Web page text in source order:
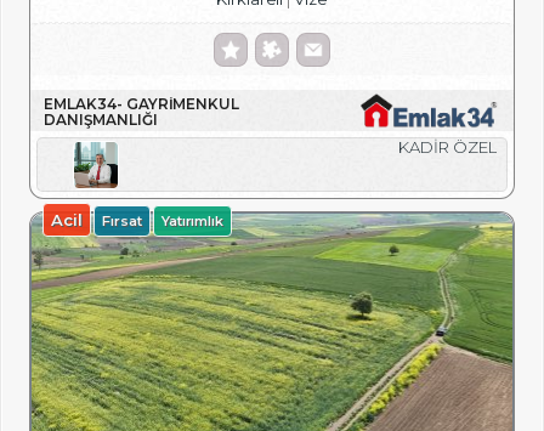
EMLAK34- GAYRIMENKUL
DANIŞMANLIĞI
KADİR ÖZEL
Acil Fırsat Yatırımlık